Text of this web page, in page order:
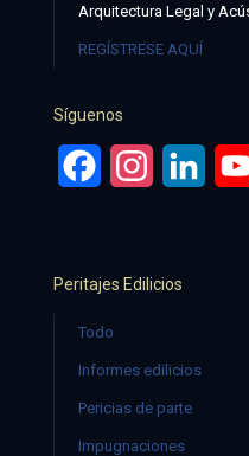
Arquitectura Legal y
REGÍSTRESE AQUÍ
Síguenos
FacebookInstagram
Peritajes Edilicios
Todo
Informes edilicios
Pericias de parte
Impugnaciones